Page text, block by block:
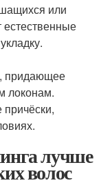
или
придающее
локонам.
лучше
волос